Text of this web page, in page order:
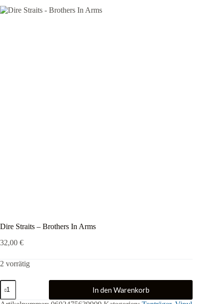
Dire Straits – Brothers In Arms
32,00 €
2 vorrätig
Dire
Straits
-
In den Warenkorb